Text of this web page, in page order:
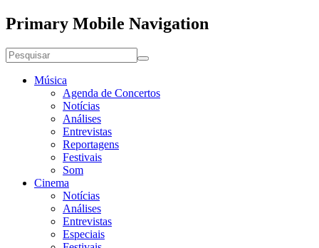
Primary Mobile Navigation
Música
Agenda de Concertos
Notícias
Análises
Entrevistas
Reportagens
Festivais
Som
Cinema
Notícias
Análises
Entrevistas
Especiais